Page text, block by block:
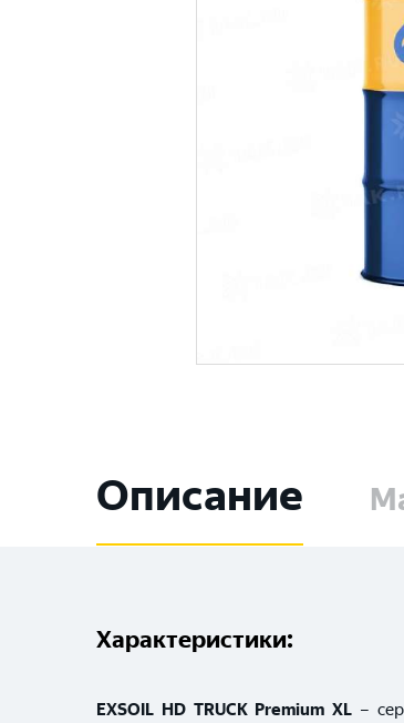
Описание
Характеристики:
EXSOIL HD TRUCK Premium XL –